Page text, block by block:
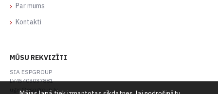
Par mums
Kontakti
MŪSU REKVIZĪTI
SIA ESPGROUP
LV45403037881
ugis@espgroup.lv